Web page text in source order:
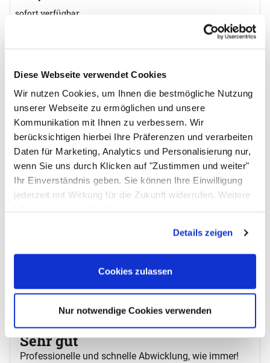
Diese Webseite verwendet Cookies
Wir nutzen Cookies, um Ihnen die bestmögliche Nutzung
unserer Webseite zu ermöglichen und unsere
Kommunikation mit Ihnen zu verbessern. Wir
berücksichtigen hierbei Ihre Präferenzen und verarbeiten
Daten für Marketing, Analytics und Personalisierung nur,
wenn Sie uns durch Klicken auf "Zustimmen und weiter"
Ihr Einverständnis geben. Sie können Ihre Einwilligung
jederzeit mit Wirkung für die Zukunft widerrufen. Weitere
Details zeigen
Cookies zulassen
Nur notwendige Cookies verwenden
sofort verfügbar
Bewertungen - das sagen unsere
Kunden
Bewertung: 5 von 5 (6 Bewertungen)
6 Bewertungen
(6)
Schreiben Sie jetzt Ihre persönliche Erfahrung mit
diesem Artikel und helfen Sie anderen bei deren
Kaufentscheidung
Vakuumbeutel kochfest 15 cm x 30 cm
5 von 5
0 von 1Kunden fanden diese Bewertung hilfreich.
5 von 5
Sehr gut
Professionelle und schnelle Abwicklung, wie immer!